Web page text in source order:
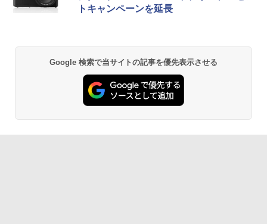
トキャンペーンを延長
Google 検索で当サイトの記事を優先表示させる